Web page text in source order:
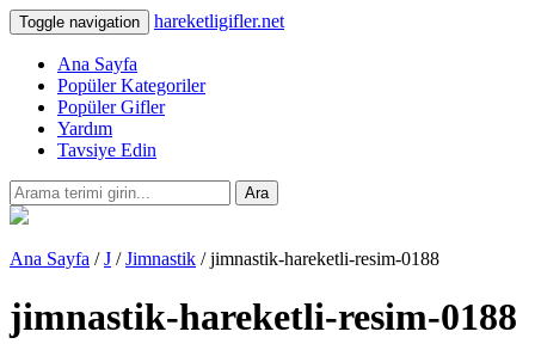
Toggle navigation hareketligifler.net
Ana Sayfa
Popüler Kategoriler
Popüler Gifler
Yardım
Tavsiye Edin
Ara
Ana Sayfa /J /Jimnastik / jimnastik-hareketli-resim-0188
jimnastik-hareketli-resim-0188